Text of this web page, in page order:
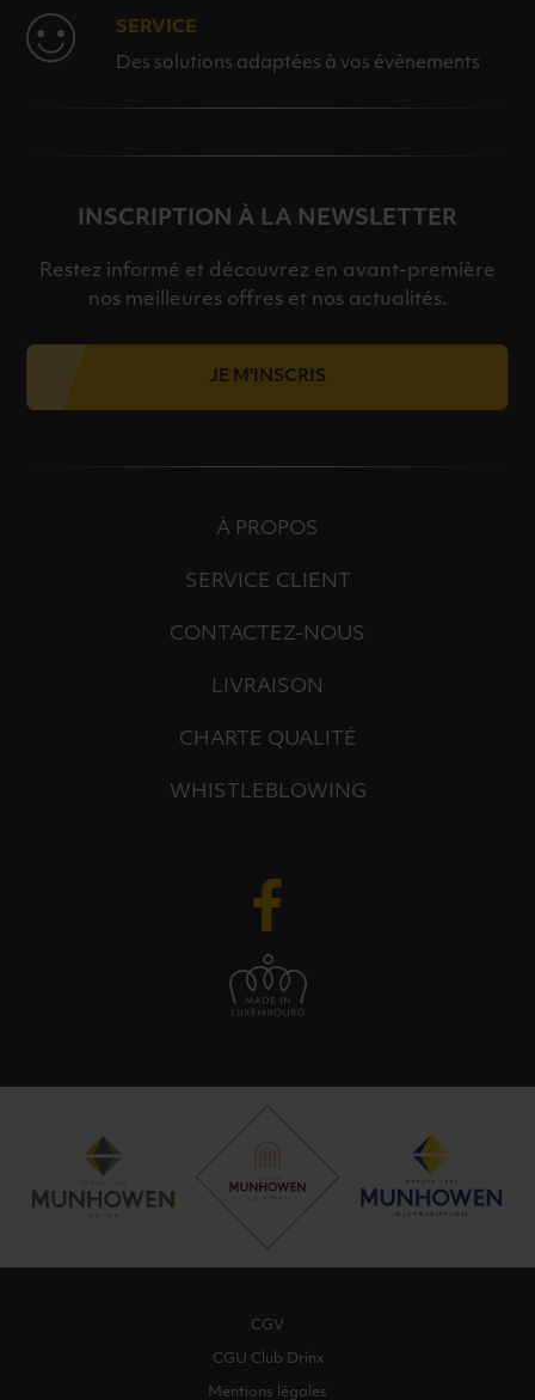
SERVICE
Des solutions adaptées à vos événements
INSCRIPTION À LA NEWSLETTER
Restez informé et découvrez en avant-première
nos meilleures offres et nos actualités.
JE M'INSCRIS
À PROPOS
SERVICE CLIENT
CONTACTEZ-NOUS
LIVRAISON
CHARTE QUALITÉ
WHISTLEBLOWING
CGV
CGU Club Drinx
Mentions légales